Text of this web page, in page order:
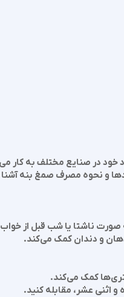
در صنایع مختلف به کار
و نحوه مصرف صمغ بنه
ناشتا یا شب قبل از
و دندان کمک می‌کند.
کمک می‌کند.
اثنی عشر، مقابله کنید.